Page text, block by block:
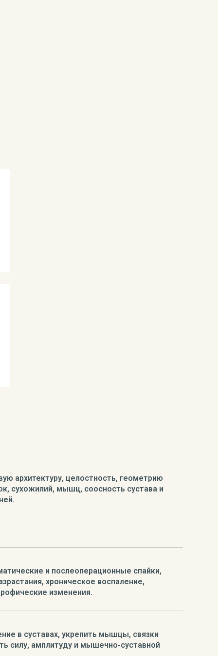
архитектуру, целостность, геометрию
сухожилий, мышц, соосность сустава и
и послеоперационные спайки,
хроническое воспаление,
изменения.
в суставах, укрепить мышцы, связки
силу, амплитуду и мышечно-суставной